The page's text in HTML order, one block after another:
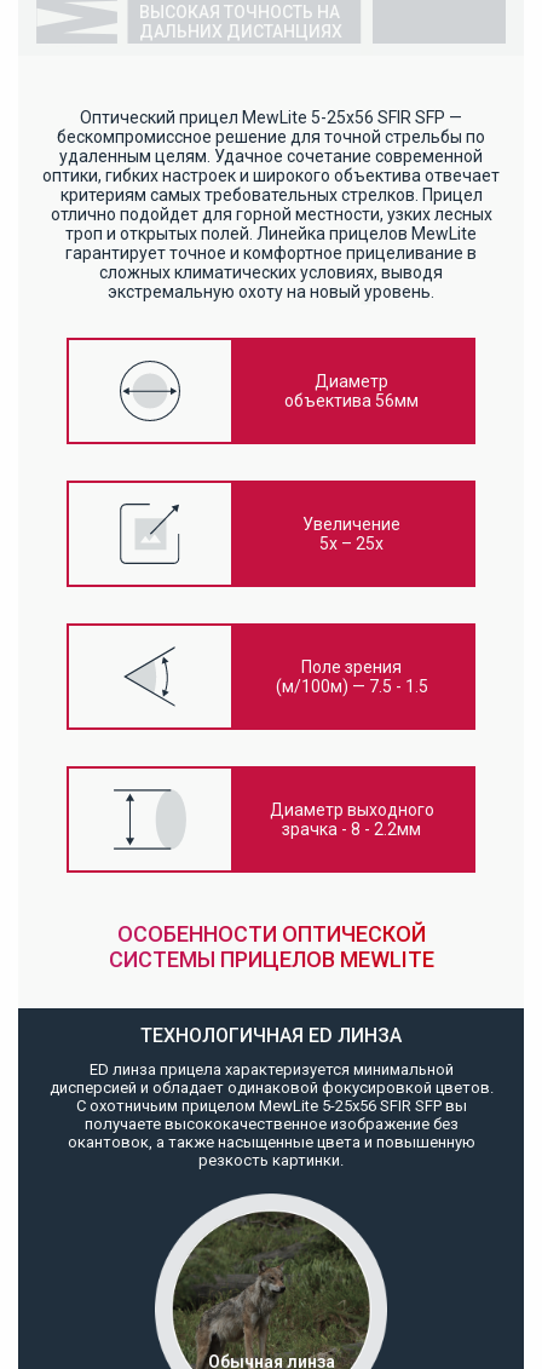
ВЫСОКАЯ ТОЧНОСТЬ НА
ДАЛЬНИХ ДИСТАНЦИЯХ
Оптический прицел MewLite 5-25x56 SFIR SFP —
бескомпромиссное решение для точной стрельбы по
удаленным целям. Удачное сочетание современной
оптики, гибких настроек и широкого объектива отвечает
критериям самых требовательных стрелков. Прицел
отлично подойдет для горной местности, узких лесных
троп и открытых полей. Линейка прицелов MewLite
гарантирует точное и комфортное прицеливание в
сложных климатических условиях, выводя
экстремальную охоту на новый уровень.
Диаметр
объектива 56мм
Увеличение
5x – 25x
Поле зрения
(м/100м) — 7.5 - 1.5
Диаметр выходного
зрачка - 8 - 2.2мм
ОСОБЕННОСТИ ОПТИЧЕСКОЙ
СИСТЕМЫ ПРИЦЕЛОВ MEWLITE
ТЕХНОЛОГИЧНАЯ ED ЛИНЗА
ED линза прицела характеризуется минимальной
дисперсией и обладает одинаковой фокусировкой цветов.
С охотничьим прицелом MewLite 5-25x56 SFIR SFP вы
получаете высококачественное изображение без
окантовок, а также насыщенные цвета и повышенную
резкость картинки.
Обычная линза